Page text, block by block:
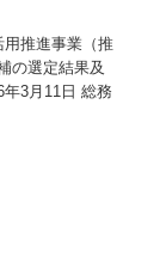
推進事業（推
の選定結果及
3月11日 総務